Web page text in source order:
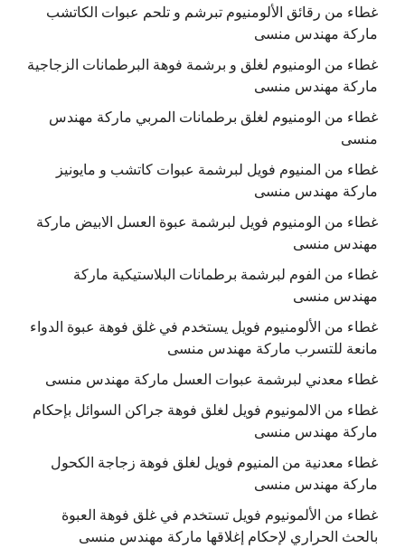
غطاء من رقائق الألومنيوم تبرشم و تلحم عبوات الكاتشب
ماركة مهندس منسى
غطاء من الومنيوم لغلق و برشمة فوهة البرطمانات الزجاجية
ماركة مهندس منسى
غطاء من الومنيوم لغلق برطمانات المربي ماركة مهندس
منسى
غطاء من المنيوم فويل لبرشمة عبوات كاتشب و مايونيز
ماركة مهندس منسى
غطاء من الومنيوم فويل لبرشمة عبوة العسل الابيض ماركة
مهندس منسى
غطاء من الفوم لبرشمة برطمانات البلاستيكية ماركة
مهندس منسى
غطاء من الألومنيوم فويل يستخدم في غلق فوهة عبوة الدواء
مانعة للتسرب ماركة مهندس منسى
غطاء معدني لبرشمة عبوات العسل ماركة مهندس منسى
غطاء من الالمونيوم فويل لغلق فوهة جراكن السوائل بإحكام
ماركة مهندس منسى
غطاء معدنية من المنيوم فويل لغلق فوهة زجاجة الكحول
ماركة مهندس منسى
غطاء من الألمونيوم فويل تستخدم في غلق فوهة العبوة
بالحث الحراري لإحكام إغلاقها ماركة مهندس منسى